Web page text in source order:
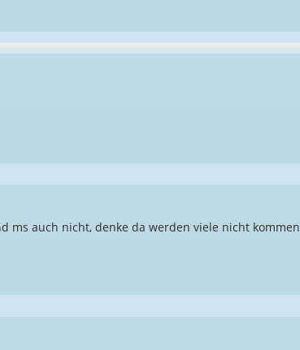
ms auch nicht, denke da werden viele nicht kommen